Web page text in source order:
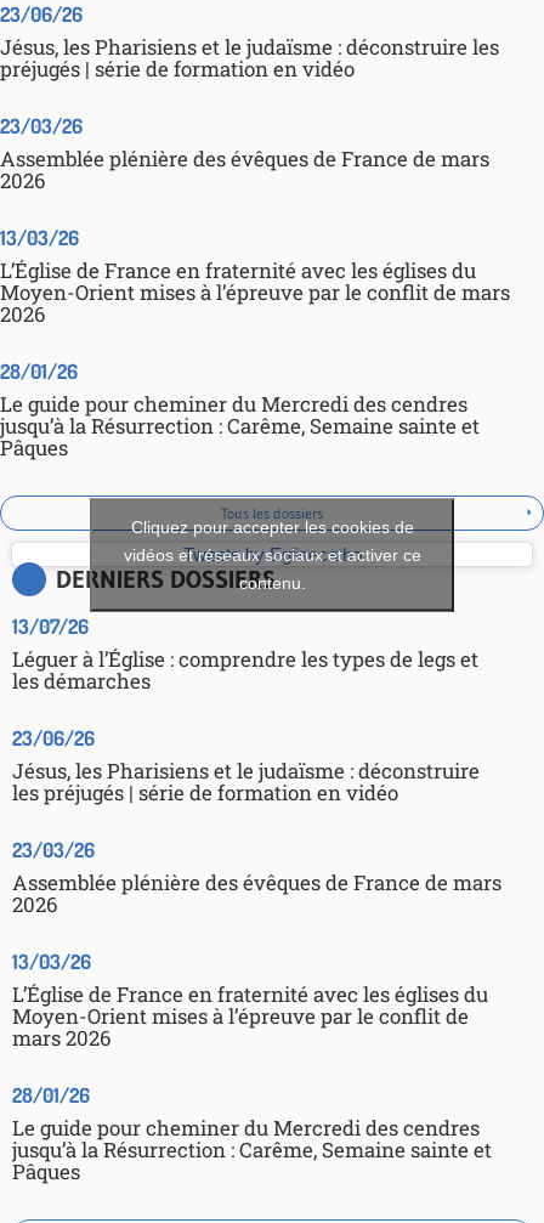
23/06/26
Jésus, les Pharisiens et le judaïsme : déconstruire les
préjugés | série de formation en vidéo
23/03/26
Assemblée plénière des évêques de France de mars
2026
13/03/26
L’Église de France en fraternité avec les églises du
Moyen-Orient mises à l’épreuve par le conflit de mars
2026
28/01/26
Le guide pour cheminer du Mercredi des cendres
jusqu’à la Résurrection : Carême, Semaine sainte et
Pâques
Tous les dossiers
Tweets by Eglisecatho
Cliquez pour accepter les cookies de
vidéos et réseaux sociaux et activer ce
contenu.
DERNIERS DOSSIERS
13/07/26
Léguer à l’Église : comprendre les types de legs et
les démarches
23/06/26
Jésus, les Pharisiens et le judaïsme : déconstruire
les préjugés | série de formation en vidéo
23/03/26
Assemblée plénière des évêques de France de mars
2026
13/03/26
L’Église de France en fraternité avec les églises du
Moyen-Orient mises à l’épreuve par le conflit de
mars 2026
28/01/26
Le guide pour cheminer du Mercredi des cendres
jusqu’à la Résurrection : Carême, Semaine sainte et
Pâques